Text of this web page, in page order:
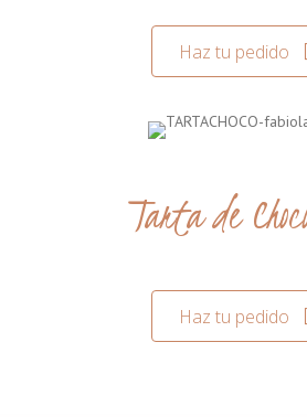
Haz tu pedido
Tarta de
Haz tu pedido